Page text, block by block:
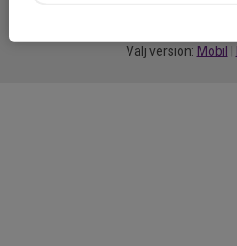
Välj version: Mobil